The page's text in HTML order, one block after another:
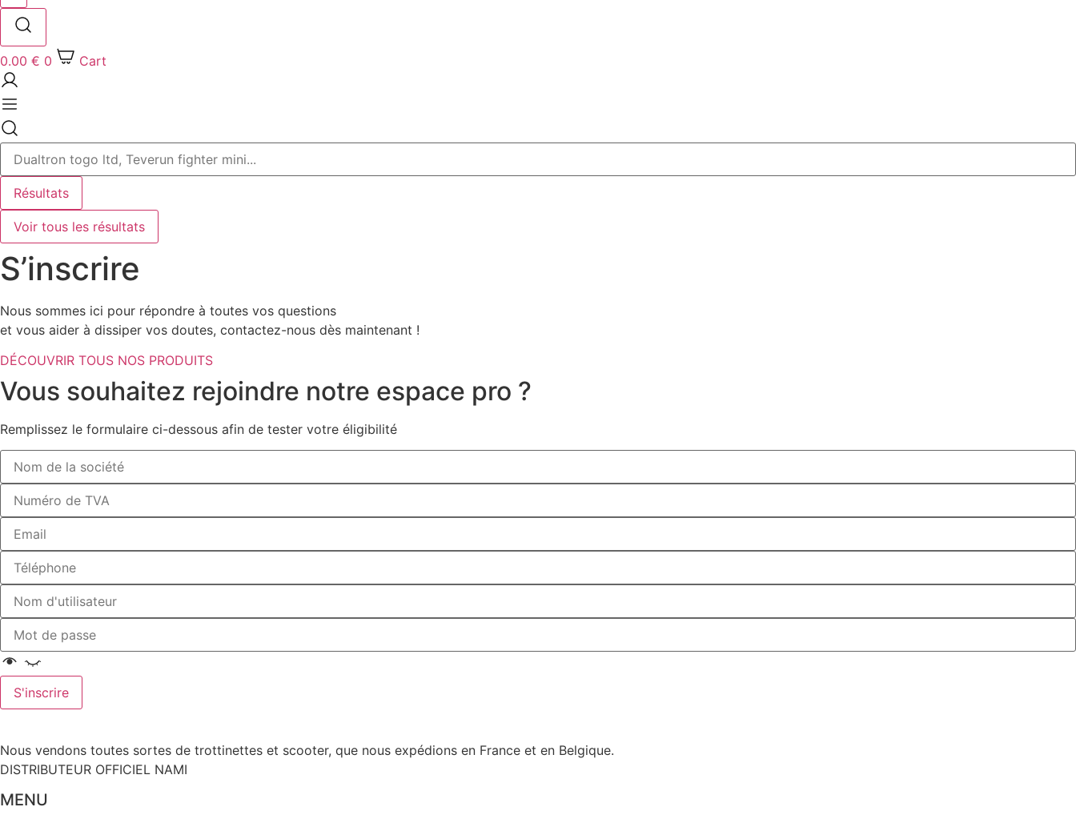
0.00 € 0 Cart
Search
...
Résultats
Voir tous les résultats
S’inscrire
Nous sommes ici pour répondre à toutes vos questions
et vous aider à dissiper vos doutes, contactez-nous dès maintenant !
DÉCOUVRIR TOUS NOS PRODUITS
Vous souhaitez rejoindre notre espace pro ?
Remplissez le formulaire ci-dessous afin de tester votre éligibilité
S'inscrire
Nous vendons toutes sortes de trottinettes et scooter, que nous expédions en France et en Belgique.
DISTRIBUTEUR OFFICIEL NAMI
MENU